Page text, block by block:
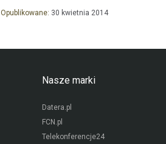
Opublikowane: 30 kwietnia 2014
Nasze marki
Datera.pl
FCN.pl
Telekonferencje24